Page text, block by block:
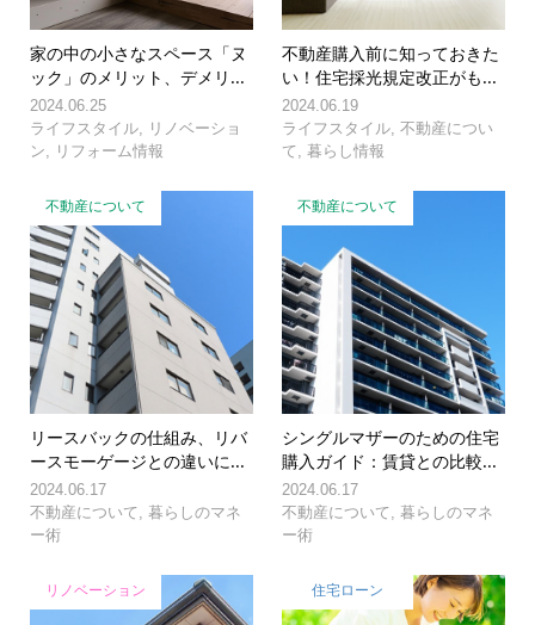
家の中の小さなスペース「ヌ
ック」のメリット、デメリ...
2024.06.25
ライフスタイル,
リノベーショ
ン
リフォーム情報
不動産購入前に知っておきた
い！住宅採光規定改正がも...
2024.06.19
ライフスタイル ,不動産につい
て ,暮らし情報
不動産について
リースバックの仕組み、リバ
ースモーゲージとの違いに...
2024.06.17
不動産について 暮らしのマネ
ー術
不動産について
シングルマザーのための住宅
購入ガイド：賃貸との比較...
2024.06.17
不動産について ,暮らしのマネ
ー術
リノベーション 住宅ローン